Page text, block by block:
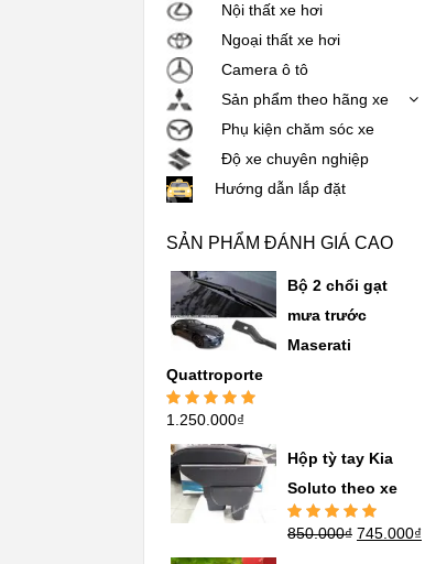
Nội thất xe hơi
Ngoại thất xe hơi
Camera ô tô
Sản phẩm theo hãng xe
Phụ kiện chăm sóc xe
Độ xe chuyên nghiệp
Hướng dẫn lắp đặt
SẢN PHẨM ĐÁNH GIÁ CAO
Bộ 2 chổi gạt
mưa trước
Maserati
Quattroporte
Được xếp
sao
1.250.000₫
Hộp tỳ tay Kia
Soluto theo xe
Được xếp
850.000₫ 745.000₫